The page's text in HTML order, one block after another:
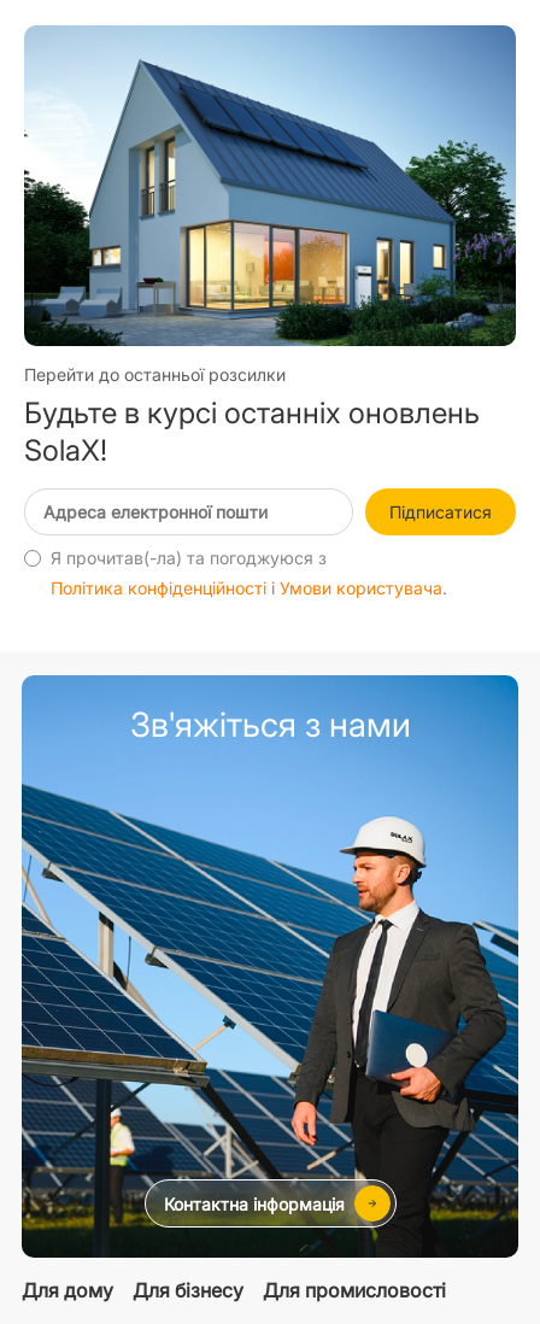
Перейти до останньої розсилки
Будьте в курсі останніх оновлень
SolaX!
Підписатися
Я прочитав(-ла) та погоджуюся з
Політика конфіденційності і Умови користувача.
Для дому Для бізнесу Для промисловості
Зв'яжіться з нами
Контактна інформація